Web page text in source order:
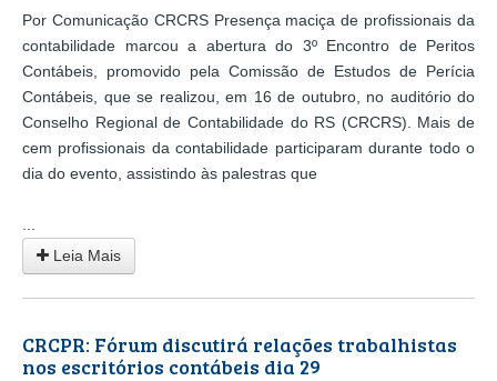
Por Comunicação CRCRS Presença maciça de profissionais da
contabilidade marcou a abertura do 3º Encontro de Peritos
Contábeis, promovido pela Comissão de Estudos de Perícia
Contábeis, que se realizou, em 16 de outubro, no auditório do
Conselho Regional de Contabilidade do RS (CRCRS). Mais de
cem profissionais da contabilidade participaram durante todo o
dia do evento, assistindo às palestras que
Leia Mais
CRCPR: Fórum discutirá relações trabalhistas
nos escritórios contábeis dia 29